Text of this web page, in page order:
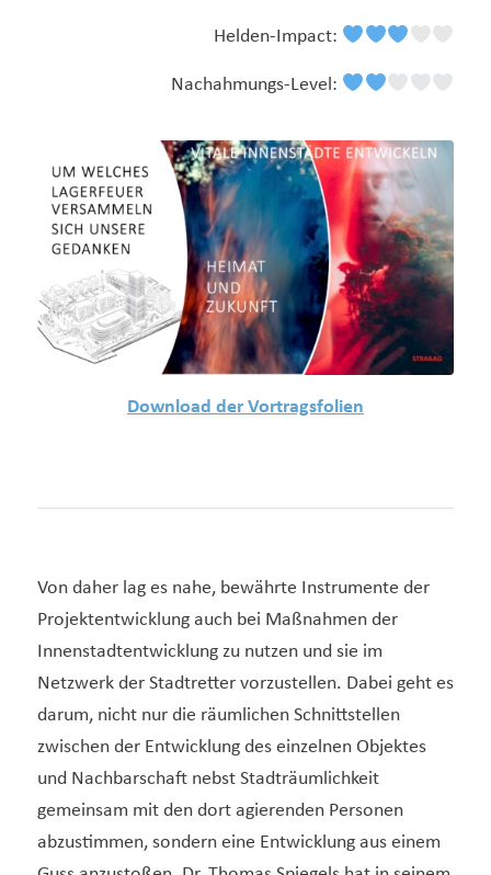
Helden-Impact:
Nachahmungs-Level:
Download der Vortragsfolien
Von daher lag es nahe, bewährte Instrumente der
Projektentwicklung auch bei Maßnahmen der
Innenstadtentwicklung zu nutzen und sie im
Netzwerk der Stadtretter vorzustellen. Dabei geht es
darum, nicht nur die räumlichen Schnittstellen
zwischen der Entwicklung des einzelnen Objektes
und Nachbarschaft nebst Stadträumlichkeit
gemeinsam mit den dort agierenden Personen
abzustimmen, sondern eine Entwicklung aus einem